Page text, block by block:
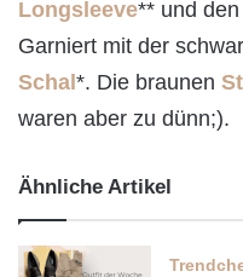
Longsleeve** und
Garniert mit der
Schal *. Die braunen
waren aber zu dünn;).
Ähnliche Artikel